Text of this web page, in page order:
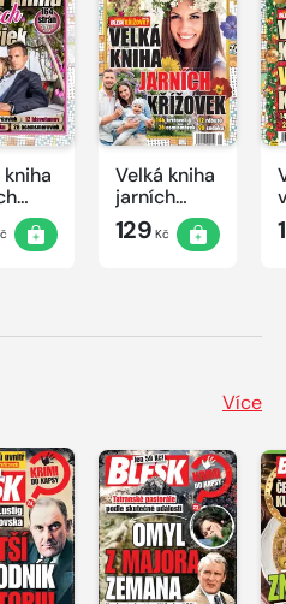
s
Velká kniha
jarních
křížovek
2026
129 Kč
Více